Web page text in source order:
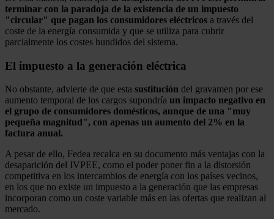
terminar con la paradoja de la existencia de un impuesto
"circular" que pagan los consumidores eléctricos a través del
coste de la energía consumida y que se utiliza para cubrir
parcialmente los costes hundidos del sistema.
El impuesto a la generación eléctrica
No obstante, advierte de que esta sustitución del gravamen por ese
aumento temporal de los cargos supondría un impacto negativo en
el grupo de consumidores domésticos, aunque de una "muy
pequeña magnitud", con apenas un aumento del 2% en la
factura anual.
A pesar de ello, Fedea recalca en su documento más ventajas con la
desaparición del IVPEE, como el poder poner fin a la distorsión
competitiva en los intercambios de energía con los países vecinos,
en los que no existe un impuesto a la generación que las empresas
incorporan como un coste variable más en las ofertas que realizan al
mercado.